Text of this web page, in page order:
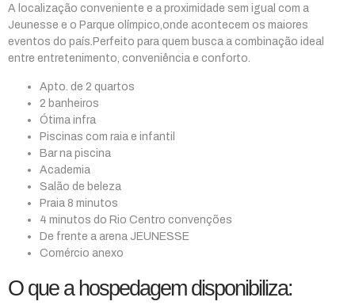
A localização conveniente e a proximidade sem igual com a
Jeunesse e o Parque olímpico,onde acontecem os maiores
eventos do país.Perfeito para quem busca a combinação ideal
entre entretenimento, conveniência e conforto.
Apto. de 2 quartos
2 banheiros
Ótima infra
Piscinas com raia e infantil
Bar na piscina
Academia
Salão de beleza
Praia 8 minutos
4 minutos do Rio Centro convenções
De frente a arena JEUNESSE
Comércio anexo
O que a hospedagem disponibiliza: